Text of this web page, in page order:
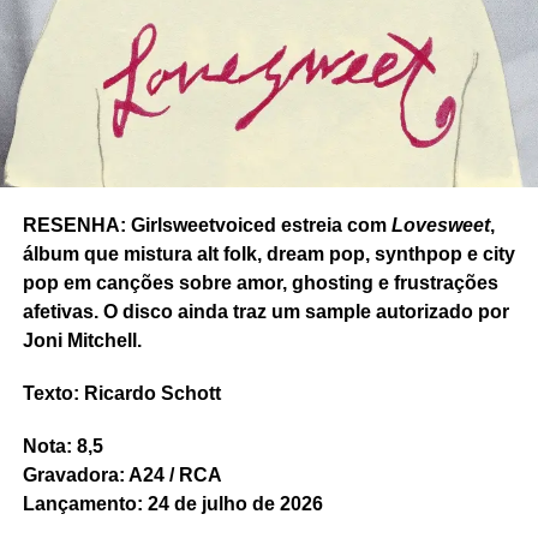
Pull the rope tem ainda o progressivismo da balada
Touch the ceiling, com sintetizadores em profusão e tom
mais modernista ainda que o resto do álbum. E o protesto
dançante e afirmativo dePolitical incorrect eGot to be
who U are
. No Brasil pouco se fala do Ibibio Sound
Machine. E deveriam falar bem mais.
Nota: 8
Gravadora: Merge Records.
RESENHA: Girlsweetvoiced estreia com Lovesweet,
álbum que mistura alt folk, dream pop, synthpop e city
pop em canções sobre amor, ghosting e frustrações
afetivas. O disco ainda traz um sample autorizado por
Joni Mitchell.
Texto: Ricardo Schott
Nota: 8,5
Gravadora: A24 / RCA
Lançamento: 24 de julho de 2026